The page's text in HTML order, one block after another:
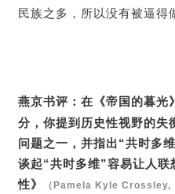
民族之多，所以没有被逼得
燕京书评：在《帝国的暮光》
分，你提到历史性视野的失
问题之一，并指出“共时多
谈起“共时多维”容易让人
性》
（Pamela Kyle Crossley,